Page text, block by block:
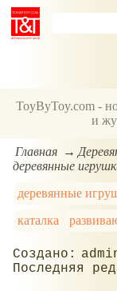
ToyByToy.com -
и
Главная
деревянные
деревянные
каталка